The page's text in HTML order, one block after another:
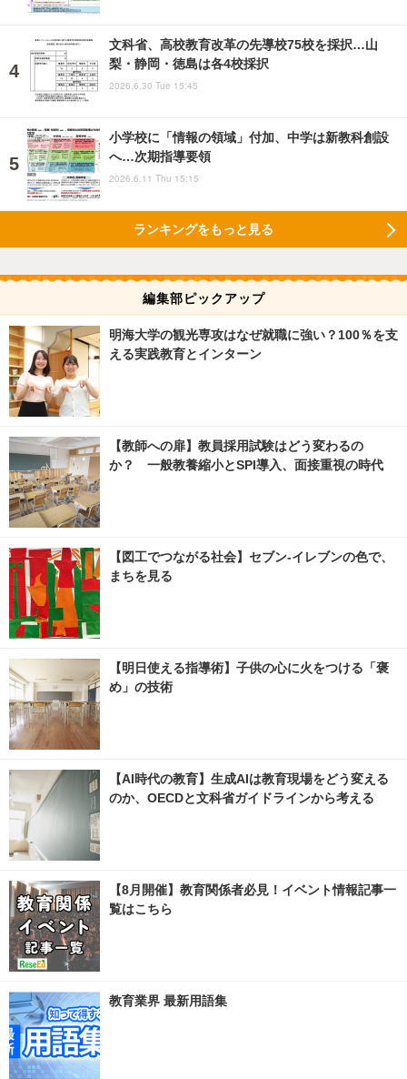
文科省、高校教育改革の先導校75校を採択…山
梨・静岡・徳島は各4校採択
2026.6.30 Tue 15:45
小学校に「情報の領域」付加、中学は新教科創設
へ…次期指導要領
2026.6.11 Thu 15:15
ランキングをもっと見る
編集部ピックアップ
明海大学の観光専攻はなぜ就職に強い？100％を支
える実践教育とインターン
【教師への扉】教員採用試験はどう変わるの
か？ 一般教養縮小とSPI導入、面接重視の時代
【図工でつながる社会】セブン‐イレブンの色で、
まちを見る
【明日使える指導術】子供の心に火をつける「褒
め」の技術
【AI時代の教育】生成AIは教育現場をどう変える
のか、OECDと文科省ガイドラインから考える
【8月開催】教育関係者必見！イベント情報記事一
覧はこちら
教育業界 最新用語集